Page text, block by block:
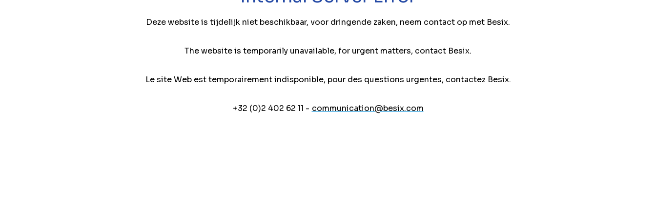
Deze website is tijdelijk niet beschikbaar, voor dringende zaken, neem contact op met Besix.
The website is temporarily unavailable, for urgent matters, contact Besix.
Le site Web est temporairement indisponible, pour des questions urgentes, contactez Besix.
+32 (0)2 402 62 11 - communication@besix.com